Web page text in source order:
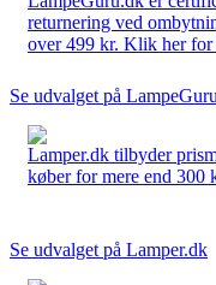
returnering ved
over 499 kr. Klik her for
Se udvalget på
Lamper.dk tilbyder
køber for mere end 300
Se udvalget på Lamper.dk